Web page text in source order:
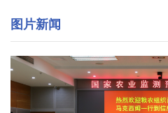
研
究
图片新闻